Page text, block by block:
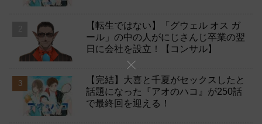
【転生ではない】「グウェル オス ガ
ール」の中の人がにじさんじ卒業の翌
日に会社を設立！【コンサル】
【完結】大喜と千夏がセックスしたと
話題になった『アオのハコ』が250話
で最終回を迎える！